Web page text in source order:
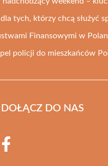
tych, którzy chcą służyć
Finansowymi w
policji do mieszkańców
DOŁĄCZ DO NAS